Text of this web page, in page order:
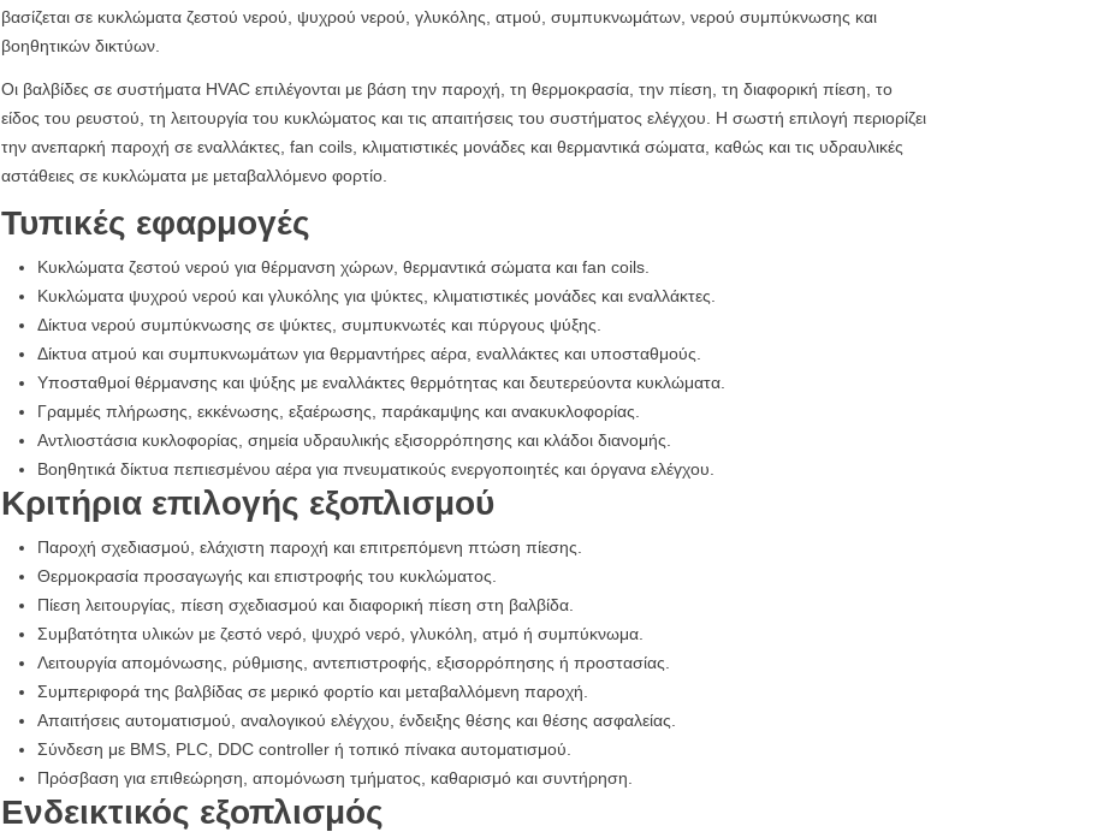
βασίζεται σε κυκλώματα ζεστού νερού, ψυχρού νερού, γλυκόλης, ατμού, συμπυκνωμάτων, νερού συμπύκνωσης και
βοηθητικών δικτύων.
Οι βαλβίδες σε συστήματα HVAC επιλέγονται με βάση την παροχή, τη θερμοκρασία, την πίεση, τη διαφορική πίεση, το
είδος του ρευστού, τη λειτουργία του κυκλώματος και τις απαιτήσεις του συστήματος ελέγχου. Η σωστή επιλογή περιορίζει
την ανεπαρκή παροχή σε εναλλάκτες, fan coils, κλιματιστικές μονάδες και θερμαντικά σώματα, καθώς και τις υδραυλικές
αστάθειες σε κυκλώματα με μεταβαλλόμενο φορτίο.
Τυπικές εφαρμογές
Κυκλώματα ζεστού νερού για θέρμανση χώρων, θερμαντικά σώματα και fan coils.
Κυκλώματα ψυχρού νερού και γλυκόλης για ψύκτες, κλιματιστικές μονάδες και εναλλάκτες.
Δίκτυα νερού συμπύκνωσης σε ψύκτες, συμπυκνωτές και πύργους ψύξης.
Δίκτυα ατμού και συμπυκνωμάτων για θερμαντήρες αέρα, εναλλάκτες και υποσταθμούς.
Υποσταθμοί θέρμανσης και ψύξης με εναλλάκτες θερμότητας και δευτερεύοντα κυκλώματα.
Γραμμές πλήρωσης, εκκένωσης, εξαέρωσης, παράκαμψης και ανακυκλοφορίας.
Αντλιοστάσια κυκλοφορίας, σημεία υδραυλικής εξισορρόπησης και κλάδοι διανομής.
Βοηθητικά δίκτυα πεπιεσμένου αέρα για πνευματικούς ενεργοποιητές και όργανα ελέγχου.
Κριτήρια επιλογής εξοπλισμού
Παροχή σχεδιασμού, ελάχιστη παροχή και επιτρεπόμενη πτώση πίεσης.
Θερμοκρασία προσαγωγής και επιστροφής του κυκλώματος.
Πίεση λειτουργίας, πίεση σχεδιασμού και διαφορική πίεση στη βαλβίδα.
Συμβατότητα υλικών με ζεστό νερό, ψυχρό νερό, γλυκόλη, ατμό ή συμπύκνωμα.
Λειτουργία απομόνωσης, ρύθμισης, αντεπιστροφής, εξισορρόπησης ή προστασίας.
Συμπεριφορά της βαλβίδας σε μερικό φορτίο και μεταβαλλόμενη παροχή.
Απαιτήσεις αυτοματισμού, αναλογικού ελέγχου, ένδειξης θέσης και θέσης ασφαλείας.
Σύνδεση με BMS, PLC, DDC controller ή τοπικό πίνακα αυτοματισμού.
Πρόσβαση για επιθεώρηση, απομόνωση τμήματος, καθαρισμό και συντήρηση.
Ενδεικτικός εξοπλισμός